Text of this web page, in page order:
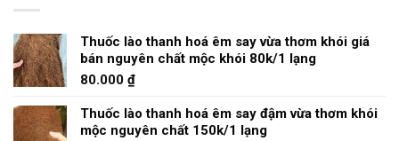
Thuốc lào thanh hoá êm say vừa thơm khói giá
bán nguyên chất mộc khói 80k/1 lạng
80.000 ₫
Thuốc lào thanh hoá êm say đậm vừa thơm khói
mộc nguyên chất 150k/1 lạng